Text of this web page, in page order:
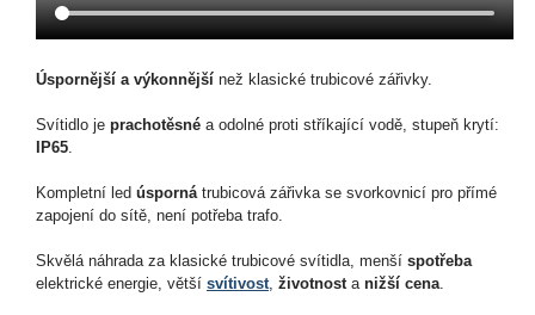
Úspornější a výkonnější než klasické trubicové zářivky.
Svítidlo je prachotěsné a odolné proti stříkající vodě, stupeň krytí:
IP65
Kompletní led úsporná trubicová zářivka se svorkovnicí pro přímé
zapojení do sítě, není potřeba trafo.
Skvělá náhrada za klasické trubicové svítidla, menší spotřeba
elektrické energie, větší svítivost životnost a nižší cena